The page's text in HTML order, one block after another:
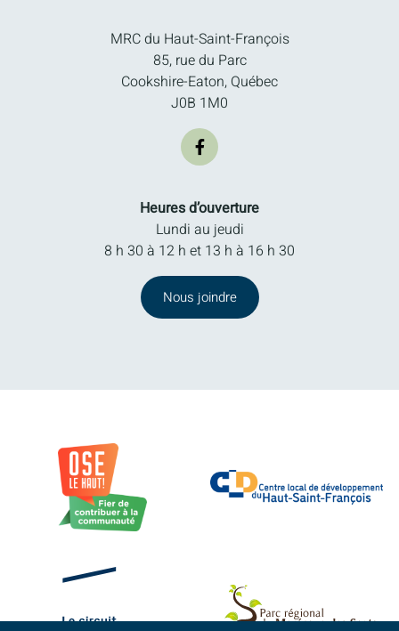
MRC du Haut-Saint-François
85, rue du Parc
Cookshire-Eaton, Québec
J0B 1M0
Heures d’ouverture
Lundi au jeudi
8 h 30 à 12 h et 13 h à 16 h 30
Nous joindre